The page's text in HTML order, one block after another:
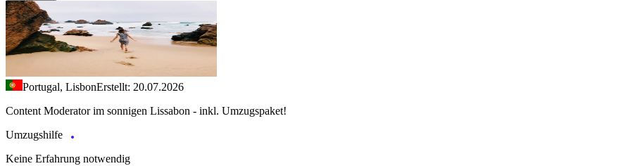
Portugal, LisbonErstellt: 20.07.2026
Content Moderator im sonnigen Lissabon - inkl. Umzugspaket!
Umzugshilfe
Keine Erfahrung notwendig